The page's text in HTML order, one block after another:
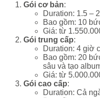
Gói cơ bản:
Duration: 1.5 –
Bao gồm: 10
Giá: từ
Gói trung cấp:
Duration: 4 giờ
Bao gồm: 20
sâu và tạo
Giá: từ
Gói cao cấp:
Duration: Cả